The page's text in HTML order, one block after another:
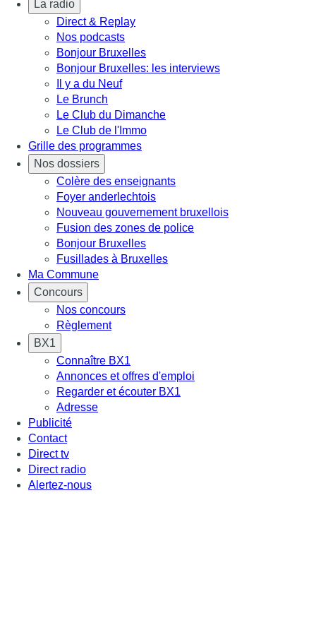
La radio
Direct & Replay
Nos podcasts
Bonjour Bruxelles
Bonjour Bruxelles: les interviews
Il y a du Neuf
Le Brunch
Le Club du Dimanche
Le Club de l'Immo
Grille des programmes
Nos dossiers
Colère des enseignants
Foyer anderlechtois
Nouveau gouvernement bruxellois
Fusion des zones de police
Bonjour Bruxelles
Fusillades à Bruxelles
Ma Commune
Concours
Nos concours
Règlement
BX1
Connaître BX1
Annonces et offres d'emploi
Regarder et écouter BX1
Adresse
Publicité
Contact
Direct tv
Direct radio
Alertez-nous